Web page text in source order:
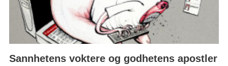
Sannhetens voktere og godhetens apostler